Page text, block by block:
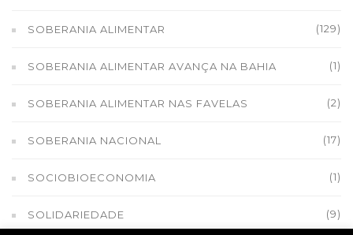
SOBERANIA ALIMENTAR (129)
SOBERANIA ALIMENTAR AVANÇA NA BAHIA (1)
SOBERANIA ALIMENTAR NAS FAVELAS (2)
SOBERANIA NACIONAL (17)
SOCIOBIOECONOMIA (1)
SOLIDARIEDADE (9)